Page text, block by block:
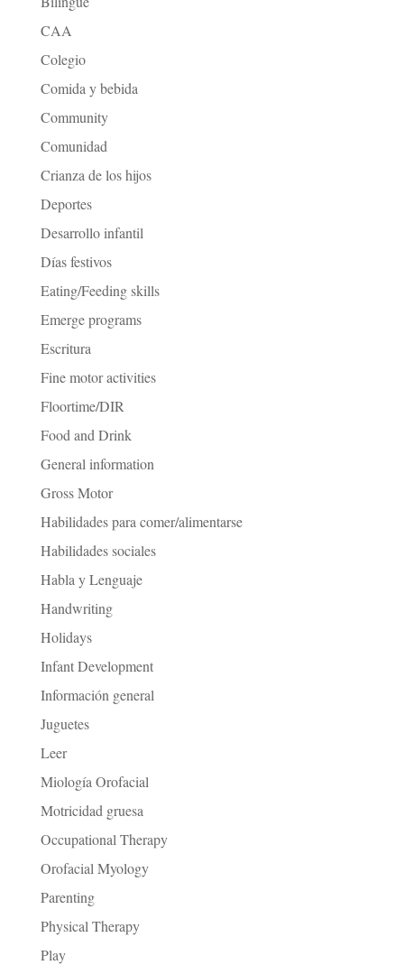
CAA
Colegio
Comida y bebida
Community
Comunidad
Crianza de los hijos
Deportes
Desarrollo infantil
Días festivos
Eating/Feeding skills
Emerge programs
Escritura
Fine motor activities
Floortime/DIR
Food and Drink
General information
Gross Motor
Habilidades para comer/alimentarse
Habilidades sociales
Habla y Lenguaje
Handwriting
Holidays
Infant Development
Información general
Juguetes
Leer
Miología Orofacial
Motricidad gruesa
Occupational Therapy
Orofacial Myology
Parenting
Physical Therapy
Play